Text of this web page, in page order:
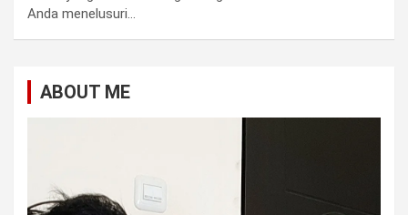
Anda menelusuri…
ABOUT ME